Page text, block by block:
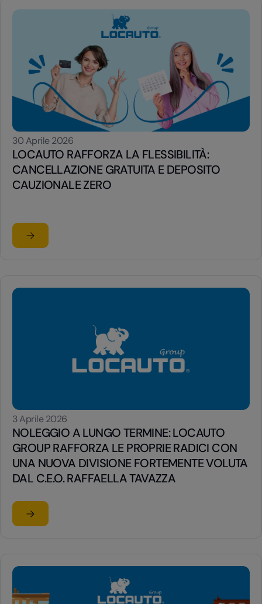
30 Aprile 2026
LOCAUTO RAFFORZA LA FLESSIBILITÀ:
CANCELLAZIONE GRATUITA E DEPOSITO
CAUZIONALE ZERO
Leggi l'articolo
su LOCAUTO RAFFORZA LA FLESSIBILITÀ:
3 Aprile 2026
NOLEGGIO A LUNGO TERMINE: LOCAUTO
GROUP RAFFORZA LE PROPRIE RADICI CON
UNA NUOVA DIVISIONE FORTEMENTE VOLUTA
DAL C.E.O. RAFFAELLA TAVAZZA
Leggi l'articolo
su NOLEGGIO A LUNGO TERMINE: LOCAUTO GROUP